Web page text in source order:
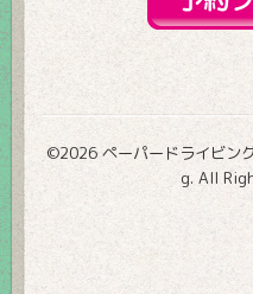
©2026 ペーパードライビ
g. All